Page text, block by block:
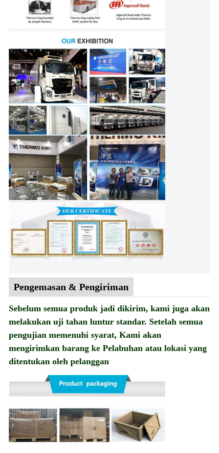
Pengemasan & Pengiriman
Sebelum semua produk jadi dikirim, kami juga akan
melakukan uji tahan luntur standar. Setelah semua
pengujian memenuhi syarat, Kami akan
mengirimkan barang ke Pelabuhan atau lokasi yang
ditentukan oleh pelanggan